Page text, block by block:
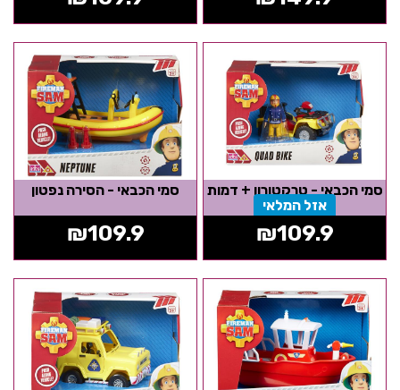
סמי הכבאי - טרקטורון + דמות
אזל המלאי
₪109.9
סמי הכבאי - הסירה נפטון
₪109.9